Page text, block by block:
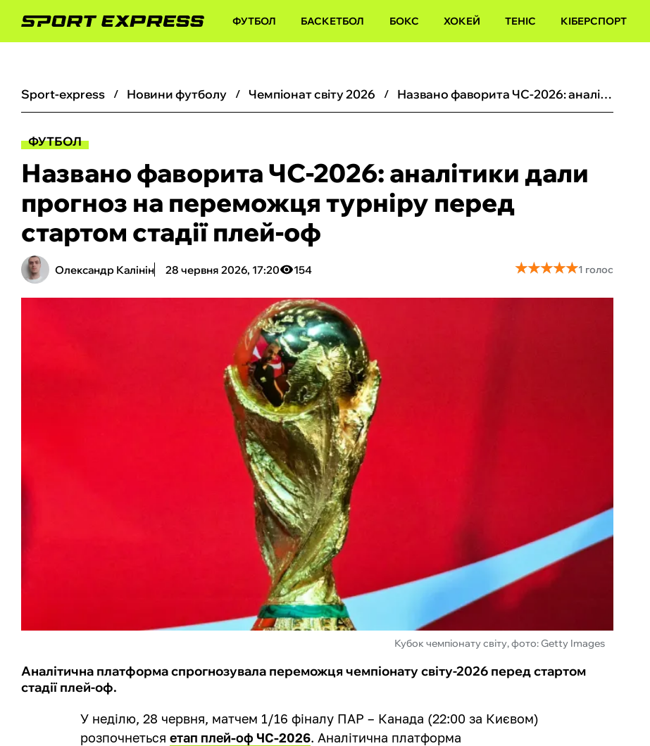
ФУТБОЛ БАСКЕТБОЛ БОКС ХОКЕЙ ТЕНІС КІБЕРСПОРТ
sport-express новини футболу чемпіонат світу 2026 Названо фаворита ЧС-2026: аналітики дали прогноз на переможця турніру перед стартом стадії плей-оф
ФУТБОЛ
Названо фаворита ЧС-2026: аналітики дали
прогноз на переможця турніру перед
стартом стадії плей-оф
Олександр Калінін 28 червня 2026, 17:20 154 ★★★★★
★★★★★1 голос
Кубок чемпіонату світу, фото: Getty Images
Аналітична платформа спрогнозувала переможця чемпіонату світу-2026 перед стартом
стадії плей-оф.
У неділю, 28 червня, матчем 1/16 фіналу ПАР – Канада (22:00 за Києвом)
розпочнетьсяетап плей-оф ЧС-2026. Аналітична платформа